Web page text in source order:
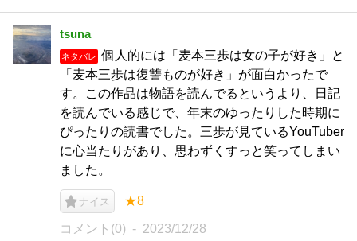
tsuna
ネタバレ
個人的には「麦本三歩は女の子が好き」と
「麦本三歩は復讐ものが好き」が面白かったで
す。この作品は物語を読んでるというより、日記
を読んでいる感じで、年末のゆったりした時期に
ぴったりの読書でした。三歩が見ているYouTuber
に心当たりがあり、思わずくすっと笑ってしまい
ました。
ナイス ★8
コメント(0) 2023/12/28